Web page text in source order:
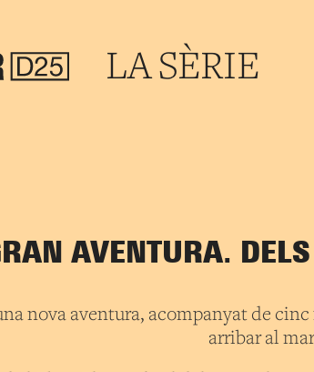
LA SÈRIE
AVENTURA.
nova aventura, acompanyat de
arribar al